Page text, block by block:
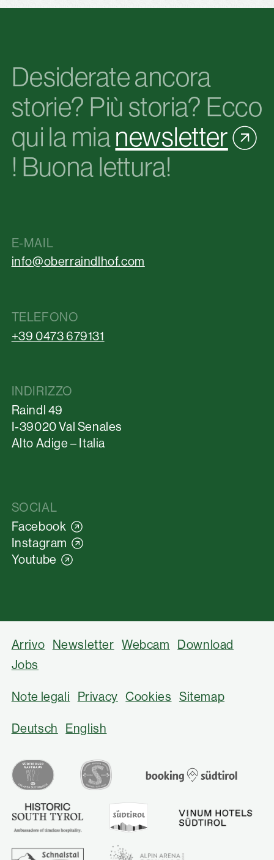
E-MAIL
info@oberraindlhof.com
TELEFONO
+39 0473 679131
Desiderate ancora
storie? Più storia? Ecco
qui la mia newsletter
! Buona lettura!
INDIRIZZO
Raindl 49
I-39020 Val Senales
Alto Adige – Italia
SOCIAL
Facebook
Instagram
Youtube
Arrivo Newsletter Webcam
Download
Jobs
Note legali Privacy Cookies Sitemap
Deutsch English